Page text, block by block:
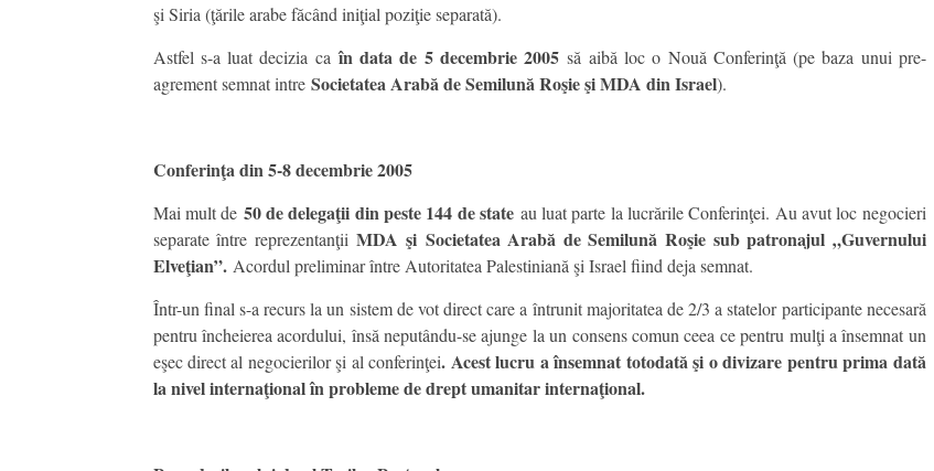
şi Siria (ţările arabe făcând iniţial poziţie separată).
Astfel s-a luat decizia caîn data de 5 decembrie 2005să aibă loc o Nouă Conferinţă (pe baza unui pre-
agrement semnat intre Societatea Arabă de Semilună Roşie şi MDA din Israel).
Conferinţa din 5-8 decembrie 2005
Mai mult de 50 de delegaţii din peste 144 de state au luat parte la lucrările Conferinţei. Au avut loc negocieri
separate între reprezentanţiiMDA şi Societatea Arabă de Semilună Roşie sub patronajul „Guvernului
Elveţian”. Acordul preliminar între Autoritatea Palestiniană şi Israel fiind deja semnat.
Într-un final s-a recurs la un sistem de vot direct care a întrunit majoritatea de 2/3 a statelor participante necesară
pentru încheierea acordului, însă neputându-se ajunge la un consens comun ceea ce pentru mulţi a însemnat un
eşec direct al negocierilor şi al conferinţei. Acest lucru a însemnat totodată şi o divizare pentru prima dată
la nivel internaţional în probleme de drept umanitar internaţional.